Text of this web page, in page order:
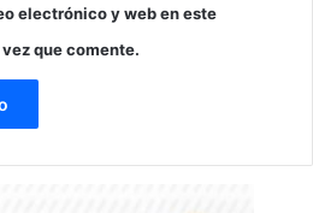
electrónico y web en este
que comente.